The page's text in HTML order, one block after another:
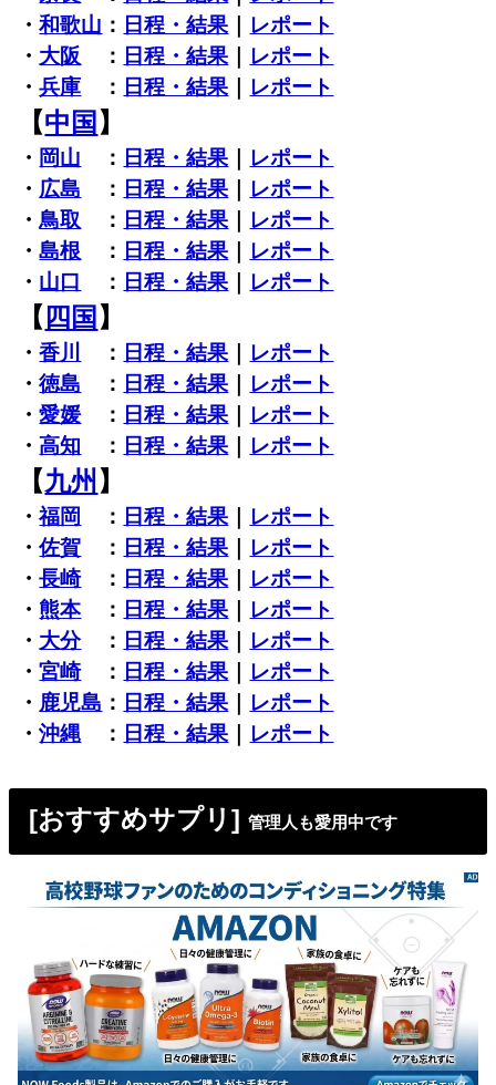
・和歌山 ： 日程・結果｜ レポート
・ 大阪 ： 日程・結果｜ レポート
・兵庫 ： 日程・結果｜ レポート
【中国 】
・ 岡山 ： 日程・結果｜ レポート
・ 広島 ： 日程・結果｜ レポート
・鳥取 ： 日程・結果｜ レポート
・島根 ： 日程・結果｜ レポート
・ 山口 ： 日程・結果｜ レポート
【 四国 】
・香川 ： 日程・結果｜ レポート
・徳島 ： 日程・結果｜ レポート
・愛媛 ： 日程・結果｜ レポート
・高知 ： 日程・結果｜ レポート
【九州 】
・福岡 ： 日程・結果｜ レポート
・佐賀 ： 日程・結果｜ レポート
・長崎： 日程・結果｜ レポート
・ 熊本： 日程・結果｜ レポート
・ 大分： 日程・結果｜ レポート
・宮崎： 日程・結果｜ レポート
・ 鹿児島 ： 日程・結果｜ レポート
・沖縄 ： 日程・結果｜ レポート
[おすすめサプリ]管理人も愛用中です